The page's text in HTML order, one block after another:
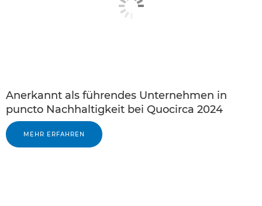
Anerkannt als führendes Unternehmen in
puncto Nachhaltigkeit bei Quocirca 2024
MEHR ERFAHREN